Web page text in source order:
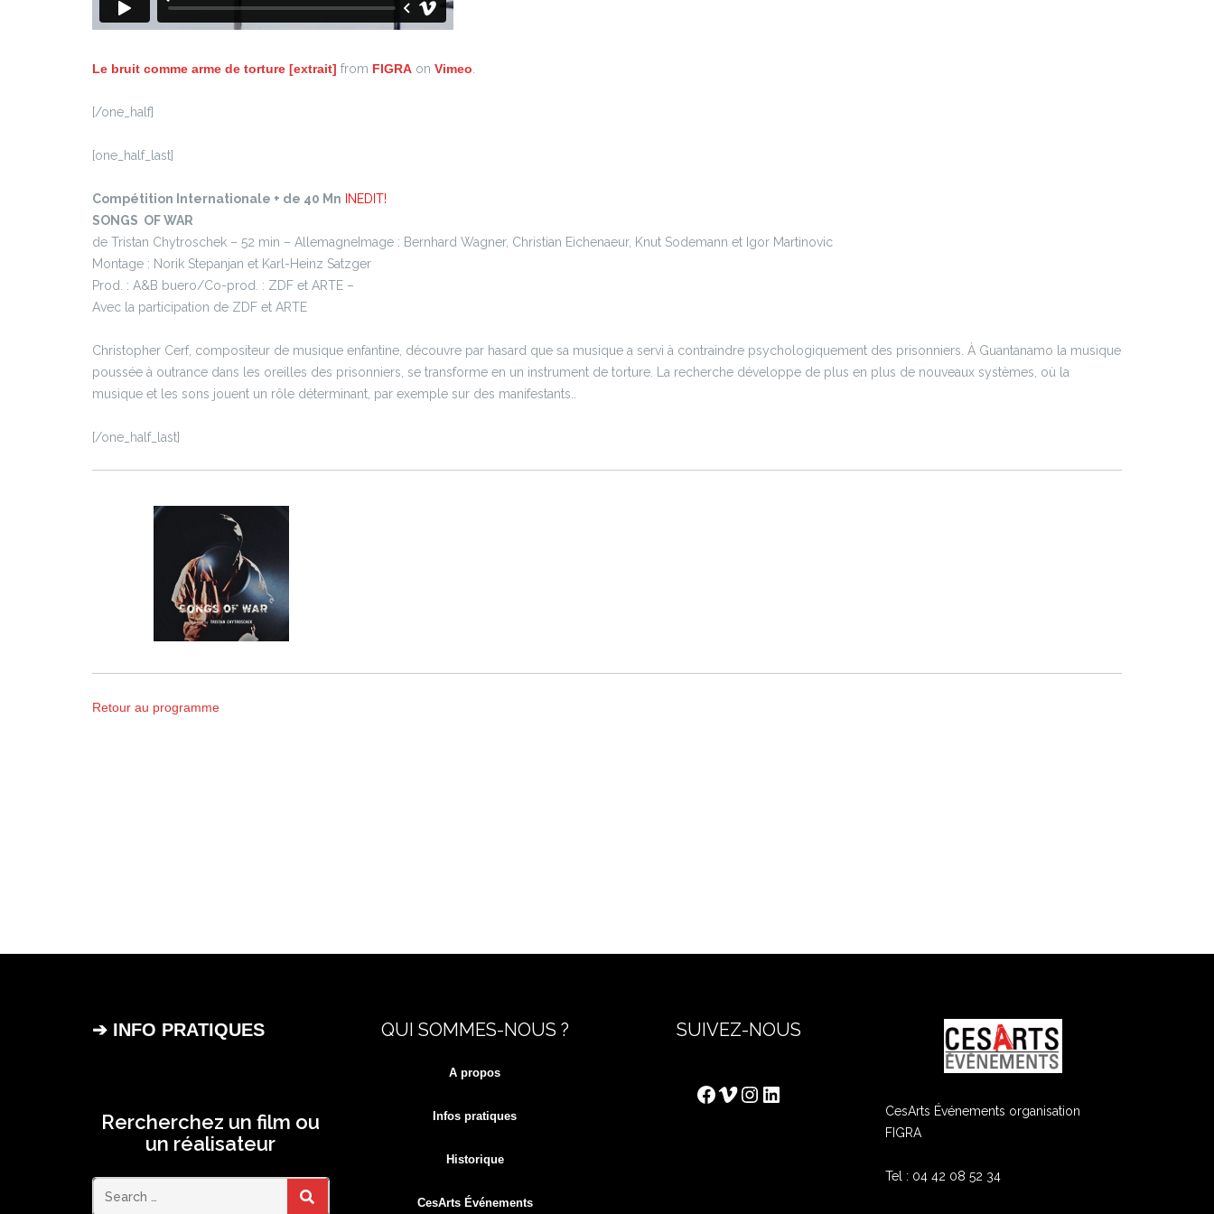
Le bruit comme arme de torture [extrait] from FIGRA on Vimeo
[/one_half]
[one_half_last]
Compétition Internationale + de 40 Mn
INEDIT!
SONGS OF WAR
de Tristan Chytroschek – 52 min – AllemagneImage : Bernhard Wagner, Christian Eichenaeur, Knut Sodemann et Igor Martinovic
Montage : Norik Stepanjan et Karl-Heinz Satzger
Prod. : A&B buero/Co-prod. : ZDF et ARTE –
Avec la participation de ZDF et ARTE
Christopher Cerf, compositeur de musique enfantine, découvre par hasard que sa musique a servi à contraindre psychologiquement des prisonniers. À Guantanamo la musique
poussée à outrance dans les oreilles des prisonniers, se transforme en un instrument de torture. La recherche développe de plus en plus de nouveaux systèmes, où la
musique et les sons jouent un rôle déterminant, par exemple sur des manifestants..
[/one_half_last]
Retour au programme
➔ INFO PRATIQUES
Rercherchez un film ou
un réalisateur
QUI SOMMES-NOUS ?
A propos
Infos pratiques
Historique
CesArts Événements
SUIVEZ-NOUS
Facebook
Vimeo
Instagram
LinkedIn
CesArts Événements organisation
FIGRA
Tel : 04 42 08 52 34